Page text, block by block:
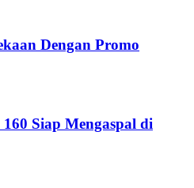
Dengan Promo
Siap Mengaspal di